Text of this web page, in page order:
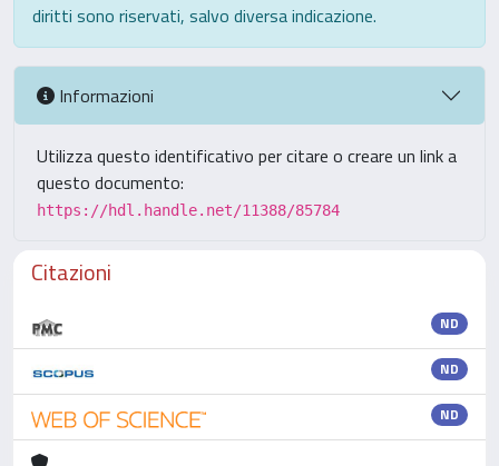
diritti sono riservati, salvo diversa indicazione.
Informazioni
Utilizza questo identificativo per citare o creare un link a
questo documento:
https://hdl.handle.net/11388/85784
Citazioni
ND
ND
ND